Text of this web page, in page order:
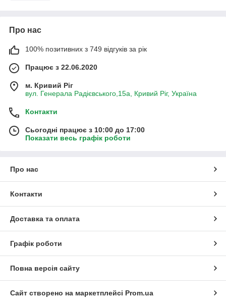
Про нас
100% позитивних з 749 відгуків за рік
Працює з 22.06.2020
м. Кривий Ріг
вул. Генерала Радієвського,15а, Кривий Ріг, Україна
Контакти
Сьогодні працює з 10:00 до 17:00
Показати весь графік роботи
Про нас
Контакти
Доставка та оплата
Графік роботи
Повна версія сайту
Сайт створено на маркетплейсі Prom.ua